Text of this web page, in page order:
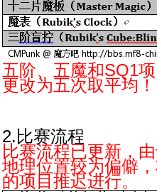
五阶、五魔和SQ1
更改为五次取平均！
2.比赛流程
比赛流程已更新，
地理位置较为偏僻
的项目推迟进行。